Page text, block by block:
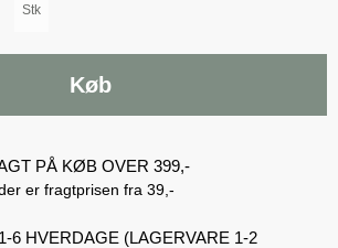
Stk
Køb
PÅ KØB OVER 399,-
er fragtprisen fra 39,-
6 HVERDAGE (LAGERVARE 1-2